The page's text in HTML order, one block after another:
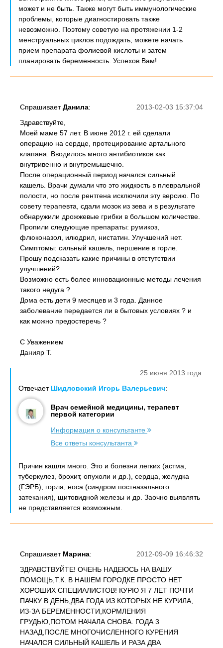
может и не быть. Также могут быть иммунологические
проблемы, которые диагностировать также
невозможно. Поэтому советую на протяжении 1-2
менструальных циклов подождать, можете начать
прием препарата фолиевой кислоты и затем
планировать беременность. Успехов Вам!
2013-02-03 15:37:04
СпрашиваетДанила:
Здравствуйте,
Моей маме 57 лет. В июне 2012 г. ей сделали
операцию на сердце, протецирование артального
клапана. Вводилось много антибиотиков как
внутривенно и внутремышечно.
После операционный период начался сильный
кашель. Врачи думали что это жидкость в плевральной
полости, но после рентгена исключили эту версию. По
совету терапевта, сдали мозок из зева и в результате
обнаружили дрожжевые грибки в большом количестве.
Пропили следующие препараты: румикоз,
флюконазол, илюдрил, нистатин. Улучшений нет.
Симптомы: сильный кашель, першение в горле.
Прошу подсказать какие причины в отстутствии
улучшений?
Возможно есть более инновационные методы лечения
такого недуга ?
Дома есть дети 9 месяцев и 3 года. Данное
заболевание передается ли в бытовых условиях ? и
как можно предостеречь ?
С Уважением
Данияр Т.
25 июня 2013 года
Отвечает Шидловский Игорь Валерьевич:
Врач семейной медицины, терапевт
первой категории
Информация о консультанте
Все ответы консультанта
Причин кашля много. Это и болезни легких (астма,
туберкулез, брохит, опухоли и др.), сердца, желудка
(ГЭРБ), горла, носа (синдром постназального
затекания), щитовидной железы и др. Заочно выявлять
не представляется возможным.
2012-09-09 16:46:32
Спрашивает Марина:
ЗДРАВСТВУЙТЕ! ОЧЕНЬ НАДЕЮСЬ НА ВАШУ
ПОМОЩЬ,Т.К. В НАШЕМ ГОРОДКЕ ПРОСТО НЕТ
ХОРОШИХ СПЕЦИАЛИСТОВ! КУРЮ Я 7 ЛЕТ ПОЧТИ
ПАЧКУ В ДЕНЬ,ДВА ГОДА ИЗ КОТОРЫХ НЕ КУРИЛА,
ИЗ-ЗА БЕРЕМЕННОСТИ,КОРМЛЕНИЯ
ГРУДЬЮ,ПОТОМ НАЧАЛА СНОВА. ГОДА 3
НАЗАД,ПОСЛЕ МНОГОЧИСЛЕННОГО КУРЕНИЯ
НАЧАЛСЯ СИЛЬНЫЙ КАШЕЛЬ И РАЗА ДВА